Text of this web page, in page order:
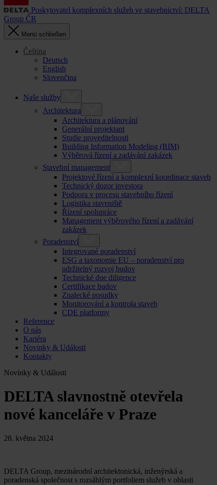
Poskytovatel komplexních služeb ve stavebnictví: DELTA
Group ČR
Menü schließen
Čeština
Deutsch
English
Slovenčina
Naše služby
Architektura
Architektura a plánování
Generální projektant
Studie proveditelnosti
Building Information Modeling (BIM)
Výběrová řízení a zadávání zakázek
Stavební management
Projektové řízení a komplexní koordinace staveb
Technický dozor investora
Podpora v procesu stavebního řízení
Logistika staveniště
Řízení spolupráce
Management výběrového řízení a zadávání
zakázek
Poradenství
Integrované poradenství
ESG a taxonomie EU – poradenství pro
udržitelný rozvoj budov
Technické due diligence
Certifikace budov
Znalecké posudky
Monitorování a kontrola staveb
CDE platformy
Reference
O nás
Kariéra
Novinky & Události
Kontakty
Novinky & Události
DELTA slavnostně otevřela
nové kanceláře v Praze
28. května 2024
DELTA Group, mezinárodní architektonická, inženýrská a
poradenská společnost s rozsáhlým portfoliem služeb v oblasti